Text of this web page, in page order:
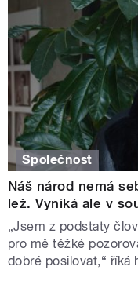
Společnost
Náš národ nemá
lež. Vyniká ale v
„Jsem z podstaty
pro mě těžké
dobré posilovat,“ říká